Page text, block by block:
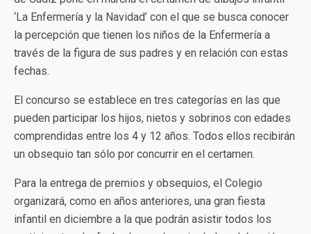
‘La Enfermería y la Navidad’ con el que se busca conocer
la percepción que tienen los niños de la Enfermería a
través de la figura de sus padres y en relación con estas
fechas.
El concurso se establece en tres categorías en las que
pueden participar los hijos, nietos y sobrinos con edades
comprendidas entre los 4 y 12 años. Todos ellos recibirán
un obsequio tan sólo por concurrir en el certamen.
Para la entrega de premios y obsequios, el Colegio
organizará, como en años anteriores, una gran fiesta
infantil en diciembre a la que podrán asistir todos los